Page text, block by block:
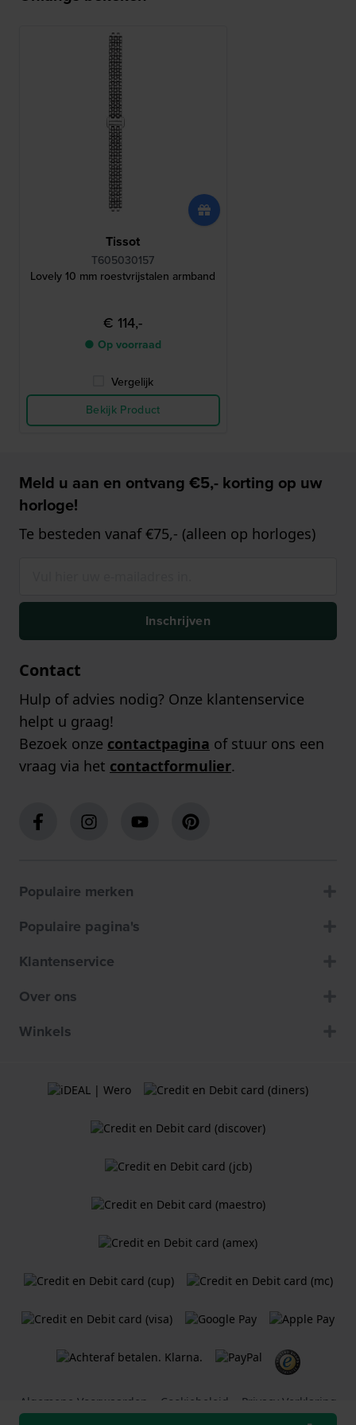
Tissot
T605030157
Lovely 10 mm roestvrijstalen armband
€ 114,-
● Op voorraad
Vergelijk
Bekijk Product
Meld u aan en ontvang €5,- korting op uw
horloge!
Te besteden vanaf €75,- (alleen op horloges)
Inschrijven
Contact
Hulp of advies nodig? Onze klantenservice
helpt u graag!
Bezoek onze contactpagina of stuur ons een
vraag via het contactformulier.
Populaire merken
Populaire pagina's
Klantenservice
Over ons
Winkels
Algemene Voorwaarden Cookiebeleid Privacy Verklaring